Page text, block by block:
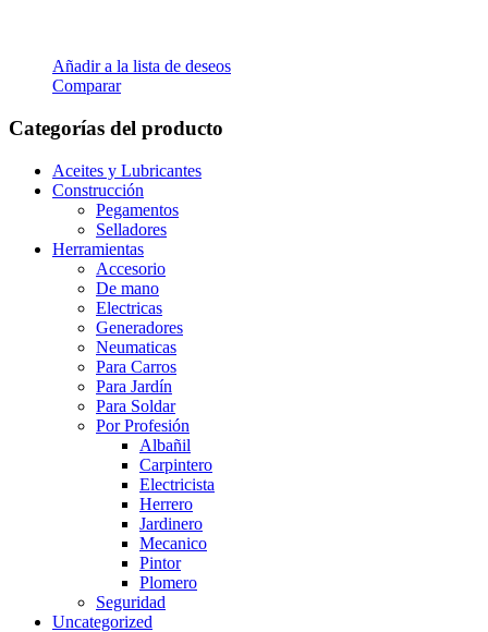
Añadir a la lista de deseos
Comparar
Categorías del producto
Aceites y Lubricantes
Construcción
Pegamentos
Selladores
Herramientas
Accesorio
De mano
Electricas
Generadores
Neumaticas
Para Carros
Para Jardín
Para Soldar
Por Profesión
Albañil
Carpintero
Electricista
Herrero
Jardinero
Mecanico
Pintor
Plomero
Seguridad
Uncategorized